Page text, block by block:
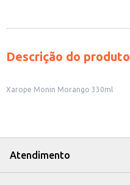
Descrição do produto
Xarope Monin Morango 330ml
Atendimento